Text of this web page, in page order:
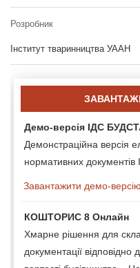
Розробник
Інститут тваринництва УААН
Демо-версія ІДС
Демонстраційна версія
нормативних
Завантажити демо-версію
КОШТОРИС 8 Онлайн
Хмарне рішення для
документації